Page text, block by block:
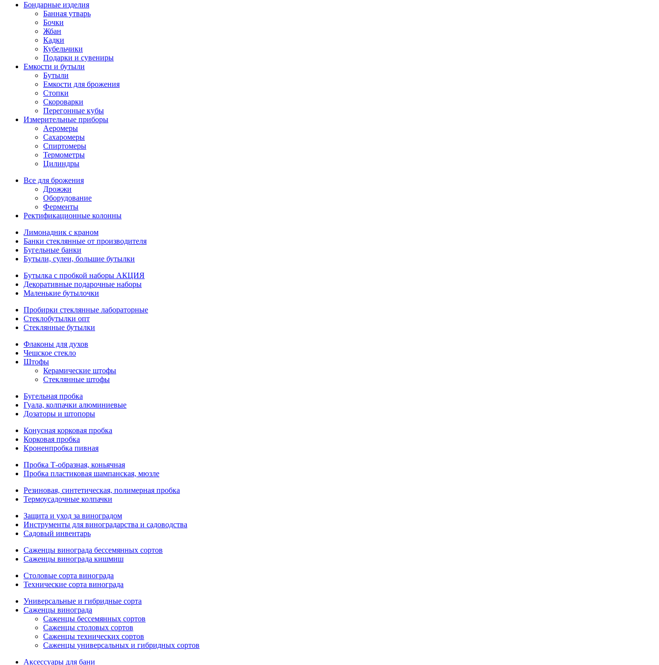
Бондарные изделия
Банная утварь
Бочки
Жбан
Кадки
Кубельчики
Подарки и сувениры
Емкости и бутыли
Бутыли
Емкости для брожения
Стопки
Скороварки
Перегонные кубы
Измерительные приборы
Аеромеры
Сахаромеры
Спиртомеры
Термометры
Цилиндры
Все для брожения
Дрожжи
Оборудование
Ферменты
Ректификационные колонны
Лимонадник с краном
Банки стеклянные от производителя
Бугельные банки
Бутыли, сулеи, большие бутылки
Бутылка с пробкой наборы АКЦИЯ
Декоративные подарочные наборы
Маленькие бутылочки
Пробирки стеклянные лабораторные
Стеклобутылки опт
Стеклянные бутылки
Флаконы для духов
Чешское стекло
Штофы
Керамические штофы
Стеклянные штофы
Бугельная пробка
Гуала, колпачки алюминиевые
Дозаторы и штопоры
Конусная корковая пробка
Корковая пробка
Кроненпробка пивная
Пробка Т-образная, коньячная
Пробка пластиковая шампанская, мюзле
Резиновая, синтетическая, полимерная пробка
Термоусадочные колпачки
Защита и уход за виноградом
Инструменты для виноградарства и садоводства
Садовый инвентарь
Саженцы винограда бессемянных сортов
Саженцы винограда кишмиш
Столовые сорта винограда
Технические сорта винограда
Универсальные и гибридные сорта
Саженцы винограда
Саженцы бессемянных сортов
Саженцы столовых сортов
Саженцы технических сортов
Саженцы универсальных и гибридных сортов
Аксессуары для бани